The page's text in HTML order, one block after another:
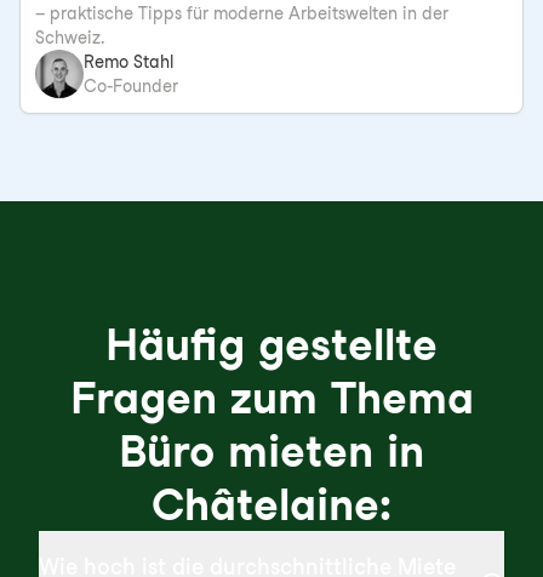
– praktische Tipps für moderne Arbeitswelten in der
Schweiz.
Remo Stahl
Co-Founder
Häufig gestellte
Fragen zum Thema
Büro mieten in
Châtelaine: